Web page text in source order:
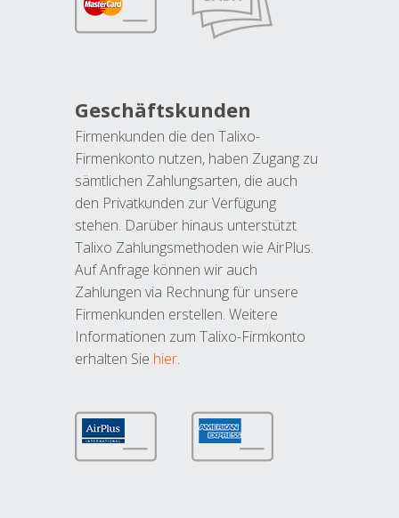
Geschäftskunden
Firmenkunden die den Talixo-
Firmenkonto nutzen, haben Zugang zu
sämtlichen Zahlungsarten, die auch
den Privatkunden zur Verfügung
stehen. Darüber hinaus unterstützt
Talixo Zahlungsmethoden wie AirPlus.
Auf Anfrage können wir auch
Zahlungen via Rechnung für unsere
Firmenkunden erstellen. Weitere
Informationen zum Talixo-Firmkonto
erhalten Sie hier.